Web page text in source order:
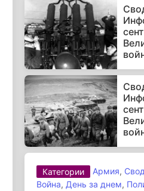
Категории Армия,
Война, День за днем,